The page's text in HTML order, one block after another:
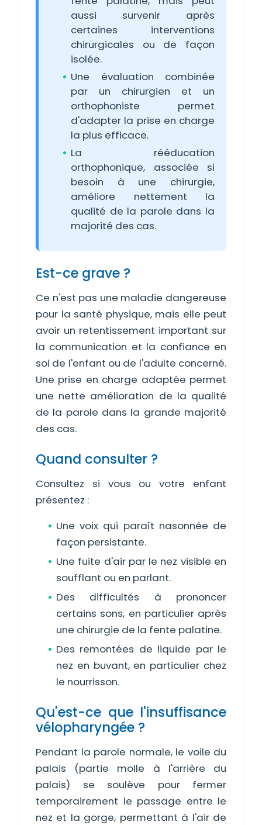
aussi survenir après
certaines interventions
chirurgicales ou de façon
isolée.
Une évaluation combinée
par un chirurgien et un
orthophoniste permet
d'adapter la prise en charge
la plus efficace.
La rééducation
orthophonique, associée si
besoin à une chirurgie,
améliore nettement la
qualité de la parole dans la
majorité des cas.
Est-ce grave ?
Ce n'est pas une maladie dangereuse
pour la santé physique, mais elle peut
avoir un retentissement important sur
la communication et la confiance en
soi de l'enfant ou de l'adulte concerné.
Une prise en charge adaptée permet
une nette amélioration de la qualité
de la parole dans la grande majorité
des cas.
Quand consulter ?
Consultez si vous ou votre enfant
présentez :
Une voix qui paraît nasonnée de
façon persistante.
Une fuite d'air par le nez visible en
soufflant ou en parlant.
Des difficultés à prononcer
certains sons, en particulier après
une chirurgie de la fente palatine.
Des remontées de liquide par le
nez en buvant, en particulier chez
le nourrisson.
Qu'est-ce que l'insuffisance
vélopharyngée ?
Pendant la parole normale, le voile du
palais (partie molle à l'arrière du
palais) se soulève pour fermer
temporairement le passage entre le
nez et la gorge, permettant à l'air de